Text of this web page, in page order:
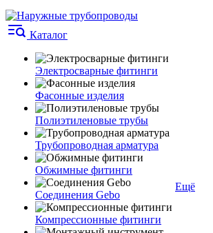
Каталог
Электросварные фитинги
Фасонные изделия
Полиэтиленовые трубы
Трубопроводная арматура
Обжимные фитинги
Соединения Gebo
Компрессионные фитинги
Ещё